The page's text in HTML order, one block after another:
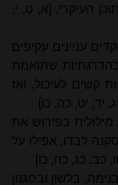
העיקרי. [א, ט, י,
עניינים עקיפים
בהדרגתיות שתואמת
קשים לעיכול, ואז
יד, יט, כה, כו]
בפירוש את
לבדו, אפילו על
כב, כג, כה, כו]
בלשון ובסגנון